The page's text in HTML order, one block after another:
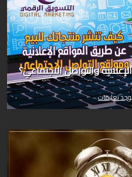
والتواصل الاجتماعي؟
تعليقات